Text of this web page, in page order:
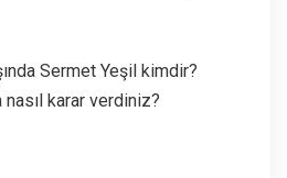
Sermet Yeşil kimdir?
karar verdiniz?